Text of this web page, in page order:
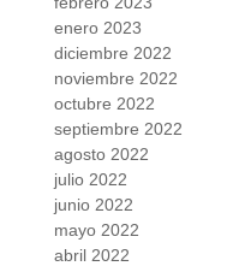
enero 2023
diciembre 2022
noviembre 2022
octubre 2022
septiembre 2022
agosto 2022
julio 2022
junio 2022
mayo 2022
abril 2022